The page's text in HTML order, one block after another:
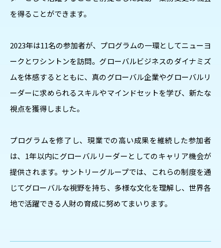
を得ることができます。
2023年は11名の参加者が、プログラムの一環としてニューヨ
ークとワシントンを訪問。グローバルビジネスのダイナミズ
ムを体感するとともに、真のグローバル企業やグローバルリ
ーダーに求められるスキルやマインドセットを学び、新たな
視点を獲得しました。
プログラムを修了し、現業での高い成果を維続した参加者
は、1年以内にグローバルリーダーとしてのキャリア機会が
提供されます。サントリーグループでは、これらの制度を通
じてグローバルな視野を持ち、多様な文化を理解し、世界各
地で活躍できる人財の育成に努めてまいります。